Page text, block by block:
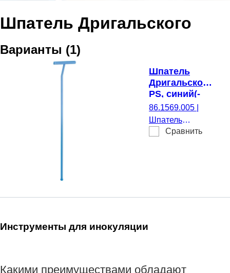
Шпатель Дригальского
Варианты (1)
Шпатель
Дригальского,
PS, синий(-
ая),
стерильные
86.1569.005
Шпатель
Дригальского,
Сравнить
Инструменты для инокуляции
Какими преимуществами обладают